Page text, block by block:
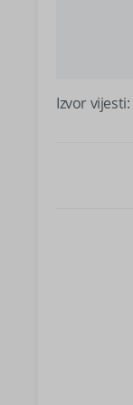
Izvor vijesti: